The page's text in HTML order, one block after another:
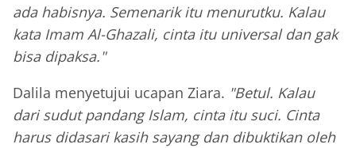
ada habisnya. Semenarik itu menurutku. Kalau
kata Imam Al-Ghazali, cinta itu universal dan gak
bisa dipaksa."
Dalila menyetujui ucapan Ziara. "Betul. Kalau
dari sudut pandang Islam, cinta itu suci. Cinta
harus didasari kasih sayang dan dibuktikan oleh